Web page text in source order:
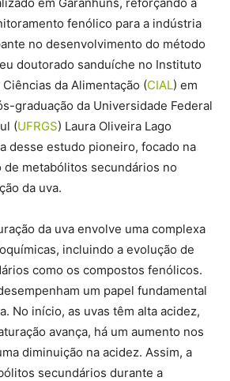
fenólico para a indústria
no desenvolvimento do método
doutorado sanduíche no Instituto
da Alimentação (CIAL) em
graduação da Universidade Federal
(UFRGS) Laura Oliveira Lago
desse estudo pioneiro, focado na
de metabólitos secundários no
da uva.
da uva envolve uma complexa
incluindo a evolução de
como os compostos fenólicos.
um papel fundamental
No início, as uvas têm alta acidez,
avança, há um aumento nos
diminuição na acidez. Assim, a
secundários durante a